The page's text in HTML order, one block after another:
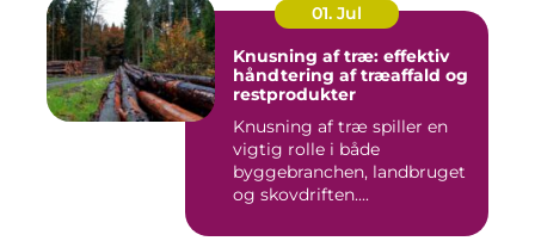
01. Jul
Knusning af træ: effektiv
håndtering af træaffald og
restprodukter
Knusning af træ spiller en
vigtig rolle i både
byggebranchen, landbruget
og skovdriften....